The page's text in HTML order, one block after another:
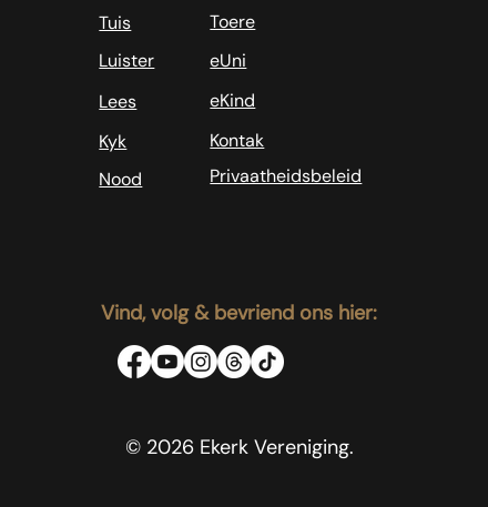
Tuis
Toere
Luister
eUni
Lees
eKind
Kyk
Kontak
Nood
Privaatheidsbeleid
Vind, volg & bevriend ons hier:
© 2026 Ekerk Vereniging.